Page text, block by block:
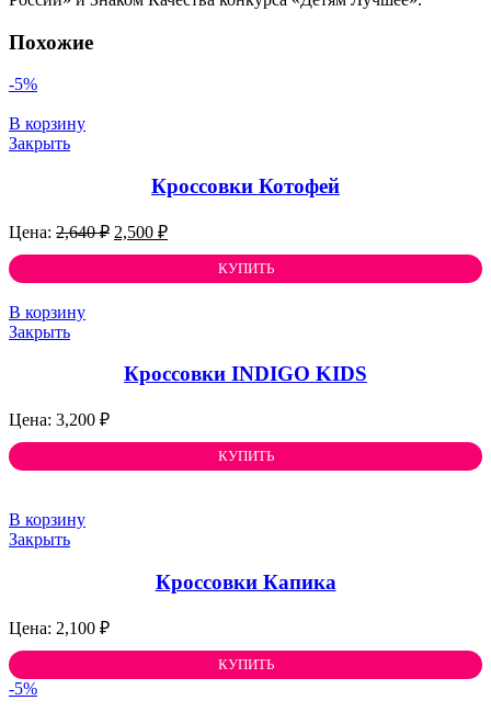
Похожие
-5%
В корзину
Закрыть
Кроссовки Котофей
2,640₽ Первоначальная
2,500 ₽Текущая
2,500 ₽.КУПИТЬ
В корзину
Закрыть
Кроссовки INDIGO KIDS
3,200 ₽
КУПИТЬ
В корзину
Закрыть
Кроссовки Капика
2,100 ₽
КУПИТЬ
-5%